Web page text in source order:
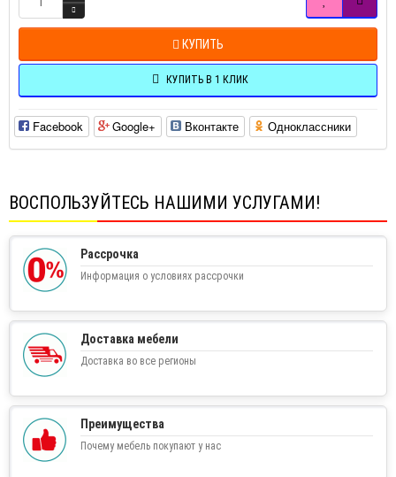
КУПИТЬ
КУПИТЬ В 1 КЛИК
Facebook Google+ Вконтакте Одноклассники
ВОСПОЛЬЗУЙТЕСЬ НАШИМИ УСЛУГАМИ!
Рассрочка
Информация о условиях рассрочки
Доставка мебели
Доставка во все регионы
Преимущества
Почему мебель покупают у нас